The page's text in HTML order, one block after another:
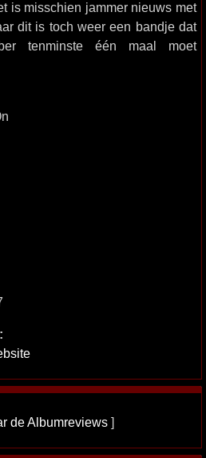
is misschien jammer nieuws met
dit is toch weer een bandje dat
tenminste één maal moet
de Albumreviews ]